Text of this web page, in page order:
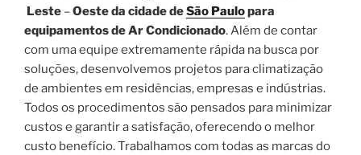
Leste –Oeste da cidade deSão Paulopara
equipamentos de Ar Condicionado. Além de contar
com uma equipe extremamente rápida na busca por
soluções, desenvolvemos projetos para climatização
de ambientes em residências, empresas e indústrias.
Todos os procedimentos são pensados para minimizar
custos e garantir a satisfação, oferecendo o melhor
custo benefício. Trabalhamos com todas as marcas do